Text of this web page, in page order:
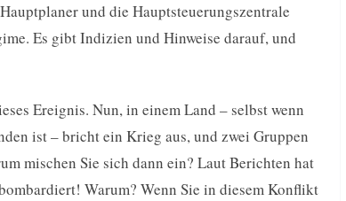
und die Hauptsteuerungszentrale
Es gibt Indizien und Hinweise darauf, und
Ereignis. Nun, in einem Land – selbst wenn
ist – bricht ein Krieg aus, und zwei Gruppen
mischen Sie sich dann ein? Laut Berichten hat
Warum? Wenn Sie in diesem Konflikt